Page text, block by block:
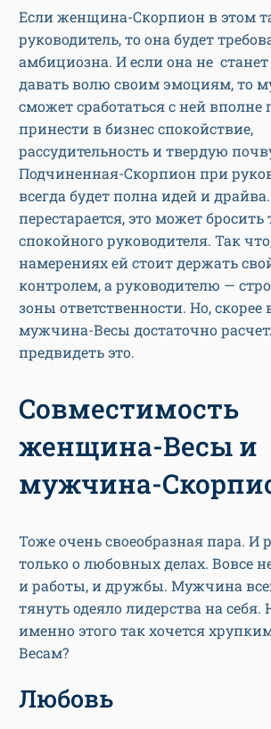
Если женщина-Скорпион в этом
руководитель, то она будет
амбициозна. И если она не станет
давать волю своим эмоциям, то
сможет сработаться с ней
принести в бизнес спокойствие,
рассудительность и твердую
Подчиненная-Скорпион при
всегда будет полна идей и
перестарается, это может бросить
спокойного руководителя. Так
намерениях ей стоит держать
контролем, а руководителю —
зоны ответственности. Но, скорее
мужчина-Весы достаточно
предвидеть это.
Совместимость
женщина-Весы и
мужчина-
Тоже очень своеобразная пара. И
только о любовных делах. Вовсе
и работы, и дружбы. Мужчина
тянуть одеяло лидерства на
именно этого так хочется
Весам?
Любовь